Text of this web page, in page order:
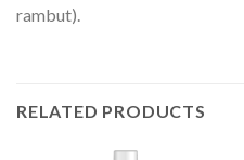
rambut).
RELATED PRODUCTS